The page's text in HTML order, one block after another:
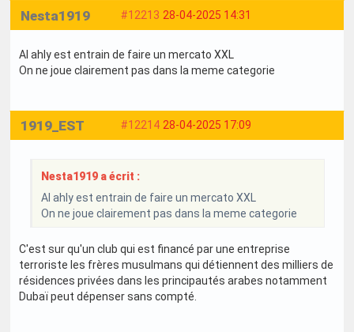
#12213 28-04-2025 14:31
Nesta1919
Al ahly est entrain de faire un mercato XXL
On ne joue clairement pas dans la meme categorie
#12214 28-04-2025 17:09
1919_EST
Nesta1919 a écrit :
Al ahly est entrain de faire un mercato XXL
On ne joue clairement pas dans la meme categorie
C'est sur qu'un club qui est financé par une entreprise
terroriste les frères musulmans qui détiennent des milliers de
résidences privées dans les principautés arabes notamment
Dubaï peut dépenser sans compté.